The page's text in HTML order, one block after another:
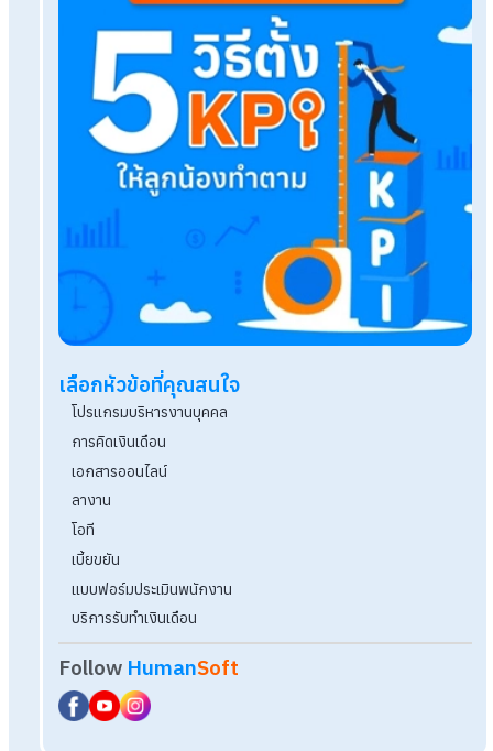
Town Hall Meeting คืออะไร? สำคัญกับการขับเคลื่
องค์กรยังไง
แบบฟอร์มสัญญารักษาความลับ (NDA) โหลดฟรี! ไป
เลย
แจก 99 แคปชั่นทำงาน โหมดคนทำงานกวน ๆ เรียกไ